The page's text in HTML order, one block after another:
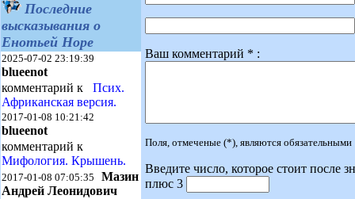
Последние
высказывания о
Енотьей Норе
2025-07-02 23:19:39
blueenot
комментарий к Псих.
Африканская версия.
2017-01-08 10:21:42
blueenot
комментарий к
Мифология. Крышень.
2017-01-08 07:05:35 Мазин
Андрей Леонидович
Ваш комментарий * :
Поля, отмеченые (*), являются обязательными
Введите число, которое стоит после
плюс 3